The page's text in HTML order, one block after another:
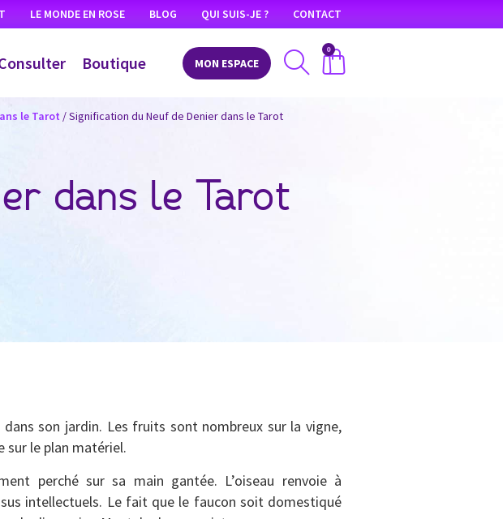
LE MONDE EN ROSE BLOG QUI SUIS-JE ? CONTACT
Boutique MON ESPACE
0
le Tarot /Signification du Neuf de Denier dans le Tarot
dans le Tarot
son jardin. Les fruits sont nombreux sur la vigne,
sur le plan matériel.
perché sur sa main gantée. L’oiseau renvoie à
intellectuels. Le fait que le faucon soit domestiqué